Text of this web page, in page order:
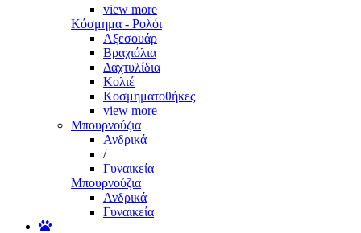
view more
Κόσμημα - Ρολόι
Αξεσουάρ
Βραχιόλια
Δαχτυλίδια
Κολιέ
Κοσμηματοθήκες
view more
Μπουρνούζια
Ανδρικά
/
Γυναικεία
Μπουρνούζια
Ανδρικά
Γυναικεία